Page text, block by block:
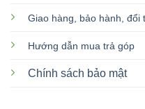
Giao hàng, bảo hành, đổi
Hướng dẫn mua trả góp
Chính sách bảo mật